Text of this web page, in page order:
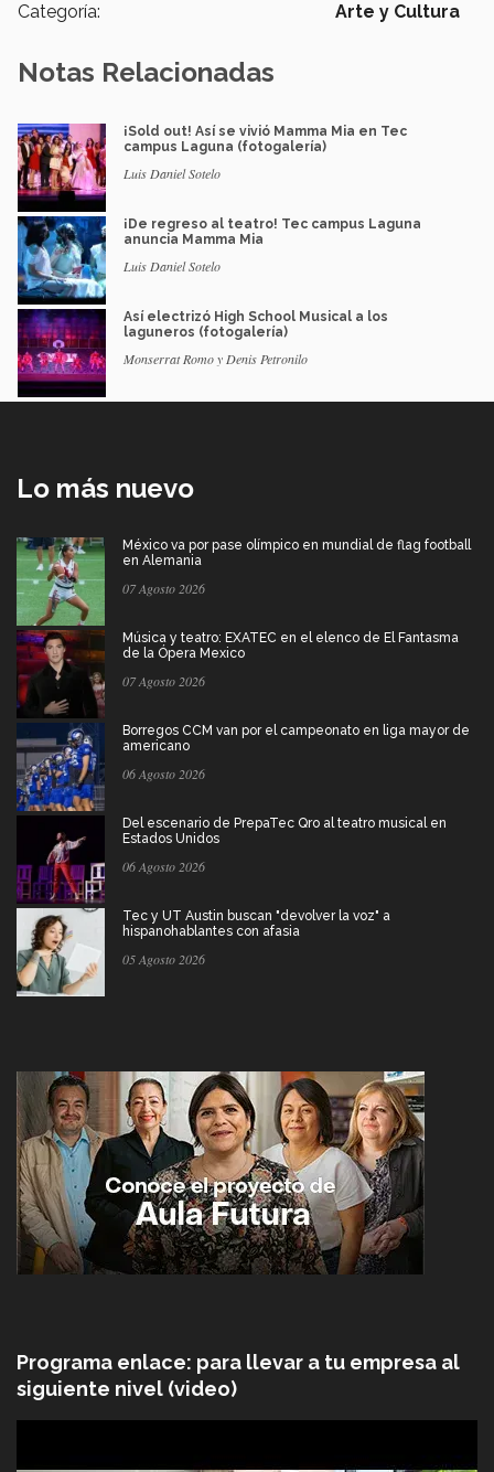
Categoría: Arte y Cultura
Notas Relacionadas
¡Sold out! Así se vivió Mamma Mia en Tec
campus Laguna (fotogalería)
Luis Daniel Sotelo
¡De regreso al teatro! Tec campus Laguna
anuncia Mamma Mia
Luis Daniel Sotelo
Así electrizó High School Musical a los
laguneros (fotogalería)
Monserrat Romo y Denis Petronilo
Lo más nuevo
México va por pase olímpico en mundial de flag football
en Alemania
07 Agosto 2026
Música y teatro: EXATEC en el elenco de El Fantasma
de la Ópera Mexico
07 Agosto 2026
Borregos CCM van por el campeonato en liga mayor de
americano
06 Agosto 2026
Del escenario de PrepaTec Qro al teatro musical en
Estados Unidos
06 Agosto 2026
Tec y UT Austin buscan "devolver la voz" a
hispanohablantes con afasia
05 Agosto 2026
Programa enlace: para llevar a tu empresa al
siguiente nivel (video)